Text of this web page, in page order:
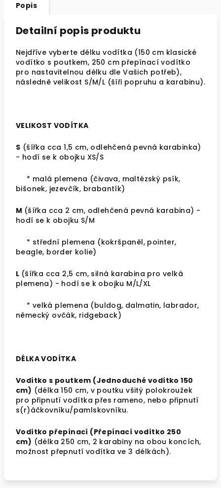
Popis
Detailní popis produktu
Nejdříve vyberte délku vodítka (150 cm klasické
vodítko s poutkem, 250 cm přepínací vodítko
pro nastavitelnou délku dle Vašich potřeb),
následně velikost S/M/L (šíři popruhu a karabinu).
VELIKOST VODÍTKA
S (šířka cca 1,5 cm, odlehčená pevná karabinka)
- hodí se k obojku XS/S
* malá plemena (čivava, maltézský psík,
bišonek, jezevčík, brabantík)
M (šířka cca 2 cm, odlehčená pevná karabina) -
hodí se k obojku S/M
* střední plemena (kokršpaněl, pointer,
beagle, border kolie)
L (šířka cca 2,5 cm, silná karabina pro velká
plemena) - hodí se k obojku M/L/XL
* velká plemena (buldog, dalmatin, labrador,
německý ovčák, ridgeback)
DÉLKA VODÍTKA
Vodítko s poutkem (Jednoduché vodítko 150
cm) (délka 150 cm, v poutku všitý polokroužek
pro připnutí vodítka přes rameno, nebo připnutí
s(r)áčkovníku/pamlskovníku.
Vodítko přepínací (Přepínací vodítko 250
cm) (délka 250 cm, 2 karabiny na obou koncích,
možnost přepnutí vodítka ve 3 délkách).